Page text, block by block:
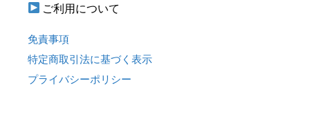
ご利用について
免責事項
特定商取引法に基づく表示
プライバシーポリシー